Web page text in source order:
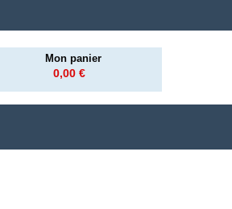
Mon panier
0,00 €